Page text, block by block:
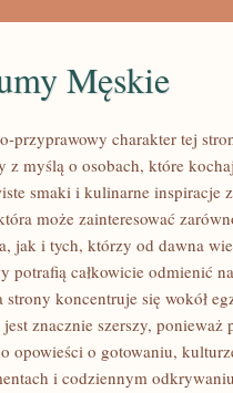
Męskie
przyprawowy charakter tej
z myślą o osobach, które
smaki i kulinarne inspiracje
może zainteresować
jak i tych, którzy od dawna
potrafią całkowicie odmienić
strony koncentruje się wokół
znacznie szerszy,
opowieści o gotowaniu,
i codziennym